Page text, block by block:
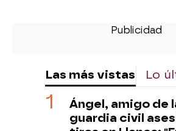
Las más vistas Lo
Ángel, amigo de
guardia civil